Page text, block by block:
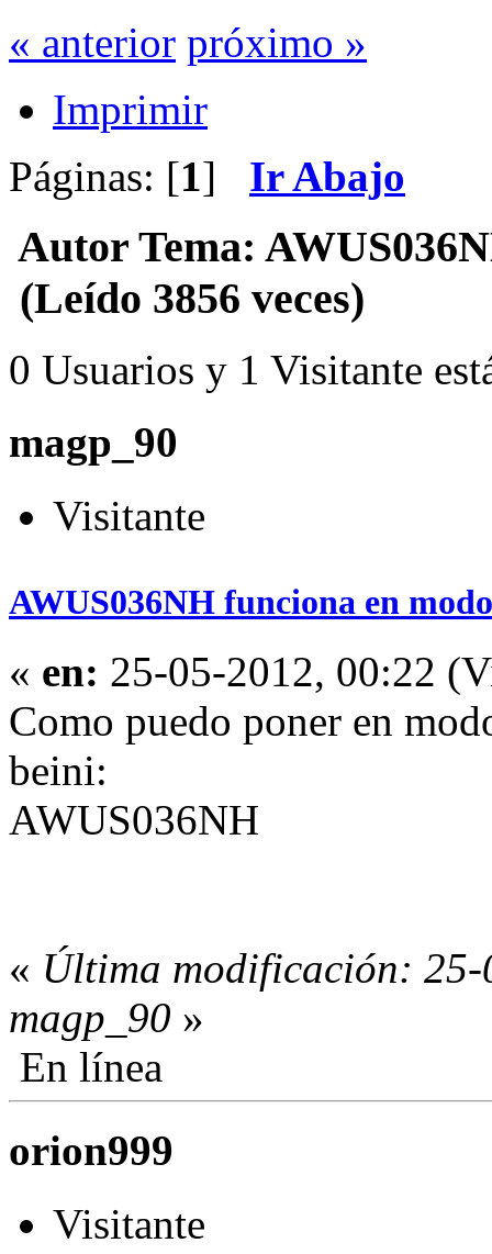
« anterior próximo »
Imprimir
Páginas: [1] Ir Abajo
Autor Tema:
(Leído 3856 veces)
0 Usuarios y 1 Visitante
magp_90
Visitante
AWUS036NH funciona en
« en: 25-05-2012, 00:22
Como puedo poner en
beini:
AWUS036NH
« Última modificación:
magp_90 »
En línea
orion999
Visitante